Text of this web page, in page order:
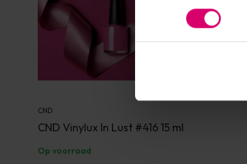
CND
CND Vinylux In Lust #416 15 ml
Op voorraad